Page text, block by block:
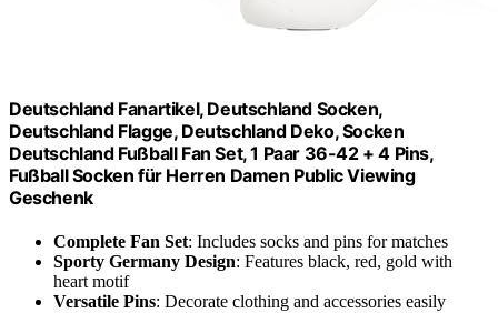
Deutschland Fanartikel, Deutschland Socken,
Deutschland Flagge, Deutschland Deko, Socken
Deutschland Fußball Fan Set, 1 Paar 36-42 + 4 Pins,
Fußball Socken für Herren Damen Public Viewing
Geschenk
Complete Fan Set: Includes socks and pins for matches
Sporty Germany Design: Features black, red, gold with
heart motif
Versatile Pins: Decorate clothing and accessories easily